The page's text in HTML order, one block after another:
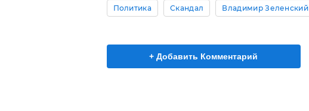
Политика Скандал Владимир Зеленский
+ Добавить Комментарий